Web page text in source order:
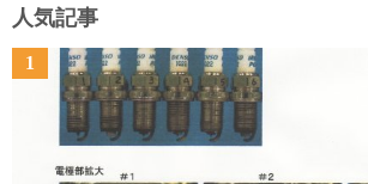
人気記事
1